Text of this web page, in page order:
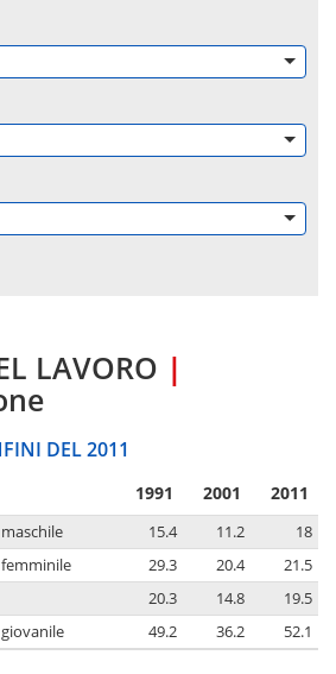
LAVORO |
DEL 2011
1991 2001 2011
15.4 11.2
18
29.3 20.4
21.5
20.3 14.8
19.5
49.2 36.2 52.1